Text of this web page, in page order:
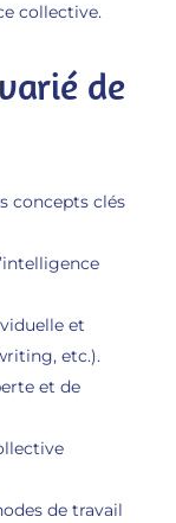
collective.
de
concepts clés
et
etc.).
et de
de travail